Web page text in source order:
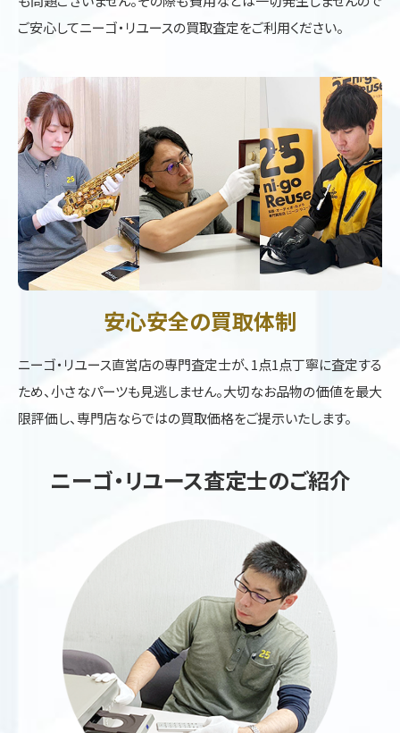
ご安心してニーゴ・リユースの買取査定をご利用ください。
安心安全の買取体制
ニーゴ・リユース直営店の専門査定士が、1点1点丁寧に査定する
ため、小さなパーツも見逃しません。大切なお品物の価値を最大
限評価し、専門店ならではの買取価格をご提示いたします。
ニーゴ・リユース査定士のご紹介